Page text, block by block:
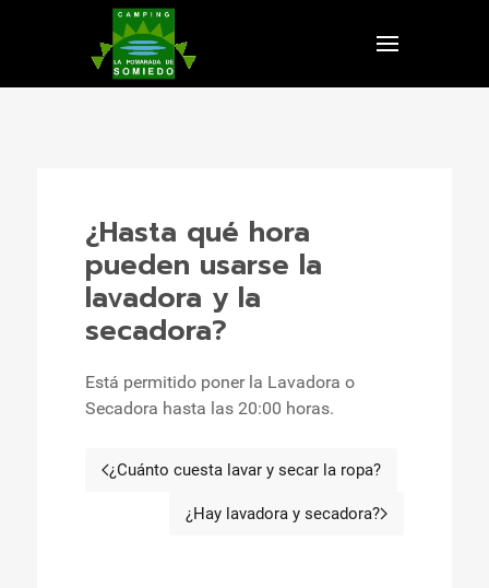
¿Hasta qué hora
pueden usarse la
lavadora y la
secadora?
Está permitido poner la Lavadora o
Secadora hasta las 20:00 horas.
Artículo anterior: ¿Cuánto cuesta
¿Cuánto cuesta lavar y secar la ropa?
Artículo siguiente: ¿Hay
¿Hay lavadora y secadora?